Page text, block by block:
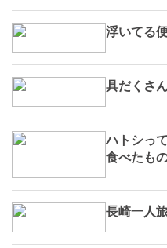
浮いてる
具だくさ
ハトシっ
食べたも
長崎一人